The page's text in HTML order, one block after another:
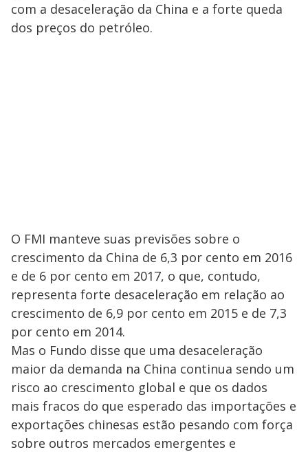
com a desaceleração da China e a forte queda
dos preços do petróleo.
O FMI manteve suas previsões sobre o
crescimento da China de 6,3 por cento em 2016
e de 6 por cento em 2017, o que, contudo,
representa forte desaceleração em relação ao
crescimento de 6,9 por cento em 2015 e de 7,3
por cento em 2014.
Mas o Fundo disse que uma desaceleração
maior da demanda na China continua sendo um
risco ao crescimento global e que os dados
mais fracos do que esperado das importações e
exportações chinesas estão pesando com força
sobre outros mercados emergentes e